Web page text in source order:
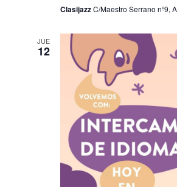
ClasijazzC/Maestro Serrano nº9,
JUE
12